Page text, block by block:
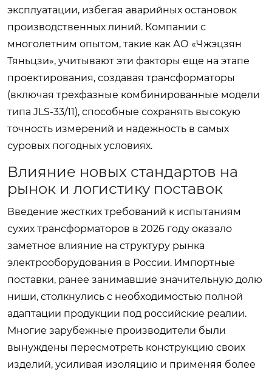
эксплуатации, избегая аварийных остановок
производственных линий. Компании с
многолетним опытом, такие как АО «Чжэцзян
Тяньцзи», учитывают эти факторы еще на этапе
проектирования, создавая трансформаторы
(включая трехфазные комбинированные модели
типа JLS-33/11), способные сохранять высокую
точность измерений и надежность в самых
суровых погодных условиях.
Влияние новых стандартов на
рынок и логистику поставок
Введение жестких требований к испытаниям
сухих трансформаторов в 2026 году оказало
заметное влияние на структуру рынка
электрооборудования в России. Импортные
поставки, ранее занимавшие значительную долю
ниши, столкнулись с необходимостью полной
адаптации продукции под российские реалии.
Многие зарубежные производители были
вынуждены пересмотреть конструкцию своих
изделий, усиливая изоляцию и применяя более